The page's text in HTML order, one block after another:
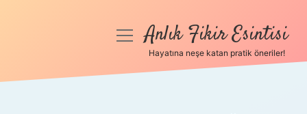
Anasayfa
menüyüAnlık Fikir Esintisi
Hayatına neşe katan pratik öneriler!